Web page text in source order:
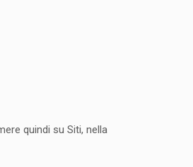
quindi su Siti, nella